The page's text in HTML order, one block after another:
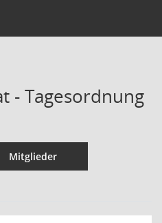
- Tagesordnung
Mitglieder